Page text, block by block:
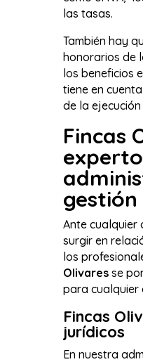
las tasas.
También hay
honorarios de
los beneficios
tiene en
de la
Fincas
Ante cualquier
surgir en
los
Olivares se
para cualquier
Fincas
jurídicos
En nuestra